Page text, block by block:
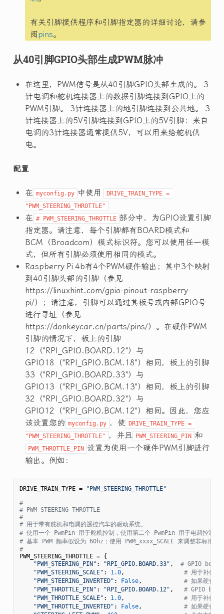
有关引脚提供程序和引脚指定器的详细讨论，请参
阅pins。
从40引脚GPIO头部生成PWM脉冲
在这里，PWM信号是从40引脚GPIO头部生成的。 3
针电调和舵机连接器上的数据引脚连接到GPIO上的
PWM引脚。 3针连接器上的地引脚连接到公共地。 3
针连接器上的5V引脚连接到GPIO上的5V引脚：来自
电调的3针连接器通常提供5V，可以用来给舵机供
电。
配置
在 myconfig.py 中使用
DRIVE_TRAIN_TYPE =
"PWM_STEERING_THROTTLE"
在 # PWM_STEERING_THROTTLE 部分中，为GPIO设置引脚
指定器。请注意，每个引脚都有BOARD模式和
BCM（Broadcom）模式标识符。您可以使用任一模
式，但所有引脚必须使用相同的模式。
Raspberry Pi 4b有4个PWM硬件输出；其中3个映射
到40引脚头部的引脚（参见
https://linuxhint.com/gpio-pinout-raspberry-
pi/）；请注意，引脚可以通过其板号或内部GPIO号
进行寻址（参见
https://donkeycar.cn/parts/pins/）。在硬件PWM
引脚的情况下，板上的引脚
12（"RPI_GPIO.BOARD.12"）与
GPIO18（"RPI_GPIO.BCM.18"）相同，板上的引脚
33（"RPI_GPIO.BOARD.33"）与
GPIO13（"RPI_GPIO.BCM.13"）相同，板上的引脚
32（"RPI_GPIO.BOARD.32"）与
GPIO12（"RPI_GPIO.BCM.12"）相同。因此，您应
该设置您的 myconfig.py ，使
DRIVE_TRAIN_TYPE =
"PWM_STEERING_THROTTLE"
，并且 PWM_STEERING_PIN 和
PWM_THROTTLE_PIN 设置为使用一个硬件PWM引脚进行
输出。例如：
DRIVE_TRAIN_TYPE =
"PWM_STEERING_THROTTLE"
#
# PWM_STEERING_THROTTLE
#
# 用于带有舵机和电调的遥控汽车的驱动系统。
# 使用一个 PwmPin 用于舵机控制，使用第二个 PwmPin 用于电调控制。
# 基本 PWM 频率假设为 60hz；使用 PWM_xxxx_SCALE 来调整非标准
#
PWM_STEERING_THROTTLE = {
"PWM_STEERING_PIN" : "RPI_GPIO.BOARD.33" , # GPIO board
"PWM_STEERING_SCALE" : 1.0, # 用于补偿与
"PWM_STEERING_INVERTED" : False, # 如果硬件要
"PWM_THROTTLE_PIN" : "RPI_GPIO.BOARD.12" , # GPIO
"PWM_THROTTLE_SCALE" : 1.0, # 用于补偿与
"PWM_THROTTLE_INVERTED" : False, # 如果硬件要